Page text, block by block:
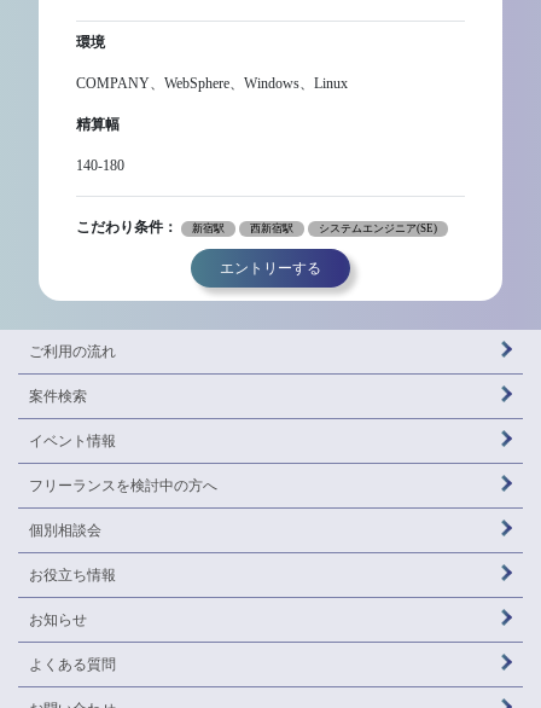
環境
COMPANY、WebSphere、Windows、Linux
精算幅
140-180
こだわり条件： 新宿駅 西新宿駅 システムエンジニア(SE)
エントリーする
ご利用の流れ
案件検索
イベント情報
フリーランスを検討中の方へ
個別相談会
お役立ち情報
お知らせ
よくある質問